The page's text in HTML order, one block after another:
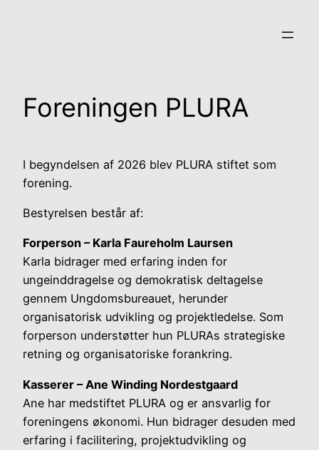
Foreningen PLURA
I begyndelsen af 2026 blev PLURA stiftet som
forening.
Bestyrelsen består af:
Forperson – Karla Faureholm Laursen
Karla bidrager med erfaring inden for
ungeinddragelse og demokratisk deltagelse
gennem Ungdomsbureauet, herunder
organisatorisk udvikling og projektledelse. Som
forperson understøtter hun PLURAs strategiske
retning og organisatoriske forankring.
Kasserer – Ane Winding Nordestgaard
Ane har medstiftet PLURA og er ansvarlig for
foreningens økonomi. Hun bidrager desuden med
erfaring i facilitering, projektudvikling og